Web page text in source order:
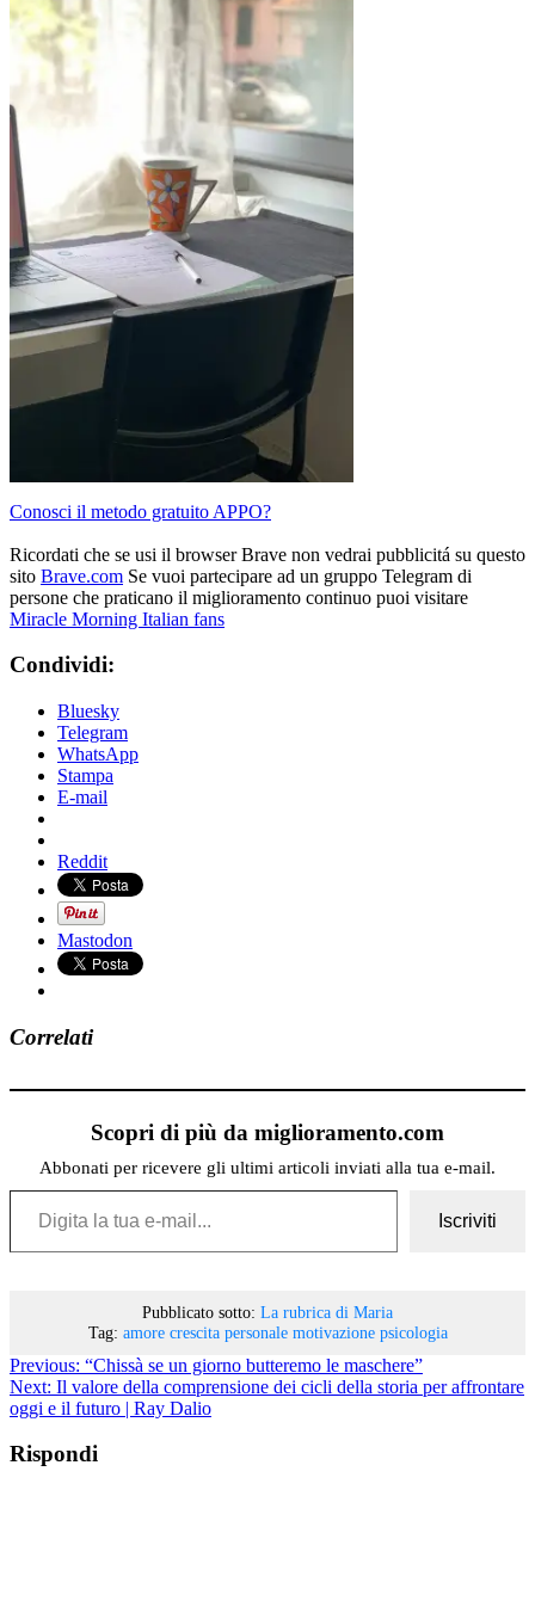
Conosci il metodo gratuito APPO?
Ricordati che se usi il browser Brave non vedrai pubblicitá su questo
sito Brave.com Se vuoi partecipare ad un gruppo Telegram di
persone che praticano il miglioramento continuo puoi visitare
Miracle Morning Italian fans
Condividi:
Bluesky
Telegram
WhatsApp
Stampa
E-mail
Reddit
Mastodon
Correlati
Scopri di più da miglioramento.com
Abbonati per ricevere gli ultimi articoli inviati alla tua e-mail.
Digita la tua e-mail...
Iscriviti
Pubblicato sotto: La rubrica di Maria
Tag: amore crescita personale motivazione psicologia
Previous: “Chissà se un giorno butteremo le maschere”
Next: Il valore della comprensione dei cicli della storia per affrontare
oggi e il futuro | Ray Dalio
Rispondi